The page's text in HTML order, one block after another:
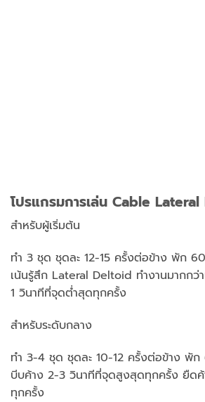
โปรแกรมการเล่น Cable Lateral
สำหรับผู้เริ่มต้น
ทำ 3 ชุด ชุดละ 12-15 ครั้งต่อข้าง พัก
เน้นรู้สึก Lateral Deltoid ทำงานมากก
1 วินาทีที่จุดต่ำสุดทุกครั้ง
สำหรับระดับกลาง
ทำ 3-4 ชุด ชุดละ 10-12 ครั้งต่อข้าง พัก
บีบค้าง 2-3 วินาทีที่จุดสูงสุดทุกครั้ง ยืด
ทุกครั้ง